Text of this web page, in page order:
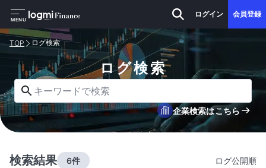
MENU
ログイン 会員登録
TOP ログ検索
ログ検索
企業検索はこちら
検索結果 6件 ログ公開順